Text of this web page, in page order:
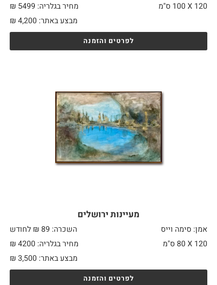
120 X
מחיר בגלריה: 5499 ₪
מבצע באתר:
₪ 4,200
לפרטים והזמנה
מעיינות ירושלים
אמן: סימה וייס
השכרה: 89 ₪ לחודש
120 X
מחיר בגלריה: 4200 ₪
מבצע באתר:
₪ 3,500
לפרטים והזמנה